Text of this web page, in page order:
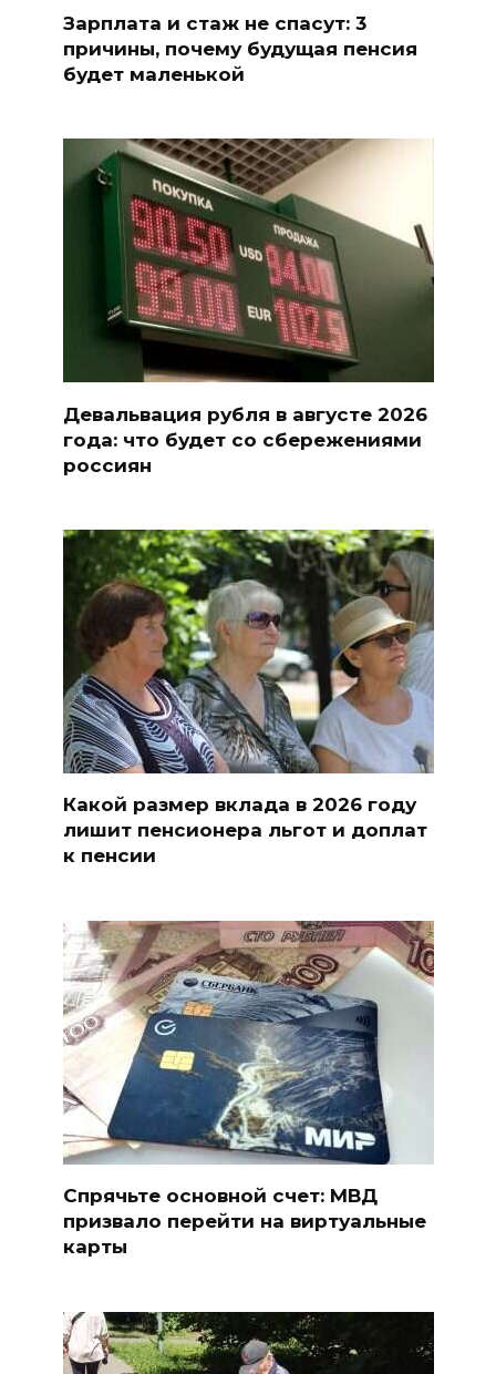
Зарплата и стаж не спасут: 3
причины, почему будущая пенсия
будет маленькой
Девальвация рубля в августе 2026
года: что будет со сбережениями
россиян
Какой размер вклада в 2026 году
лишит пенсионера льгот и доплат
к пенсии
Спрячьте основной счет: МВД
призвало перейти на виртуальные
карты